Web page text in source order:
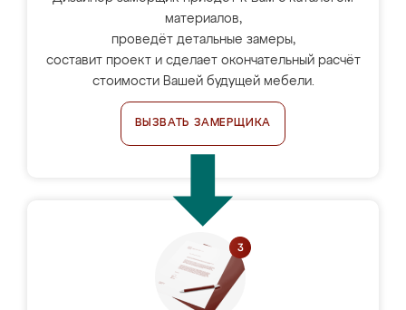
материалов,
проведёт детальные замеры,
составит проект и сделает окончательный расчёт
стоимости Вашей будущей мебели.
ВЫЗВАТЬ ЗАМЕРЩИКА